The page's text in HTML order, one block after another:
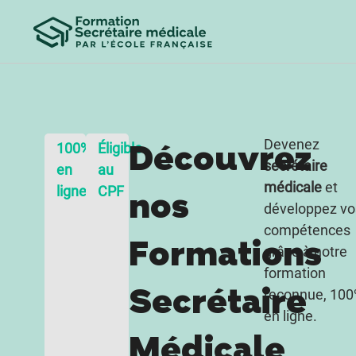
100%
en
ligne
Éligible
au
CPF
Découvrez
nos
Formations
Secrétaire
Devenez
secrétaire
médicaleet
développez
compétences
grâce à notre
formation
reconnue,
en ligne.